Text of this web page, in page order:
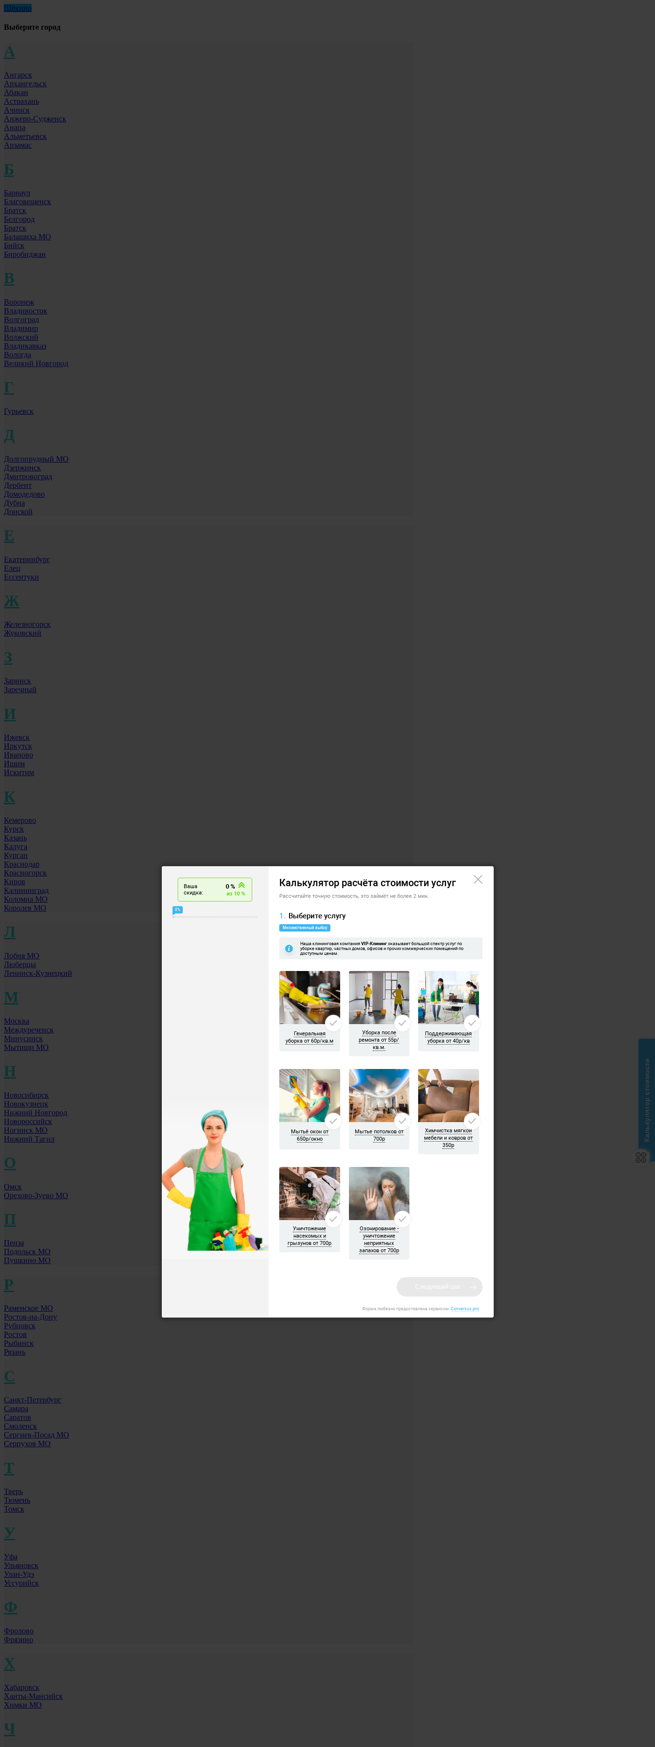
Щёкино
Выберите город
А
Ангарск
Архангельск
Абакан
Астрахань
Ачинск
Анжеро-Судженск
Анапа
Альметьевск
Арзамас
Б
Барнаул
Благовещенск
Братск
Белгород
Братск
Балашиха МО
Бийск
Биробиджан
В
Воронеж
Владивосток
Волгоград
Владимир
Волжский
Владикавказ
Вологда
Великий Новгород
Г
Гурьевск
Д
Долгопрудный МО
Дзержинск
Дмитровоград
Дербент
Домодедово
Дубна
Донской
Е
Екатеринбург
Елец
Ессентуки
Ж
Железногорск
Жуковский
З
Заринск
Заречный
И
Ижевск
Иркутск
Иваново
Ишим
Искитим
К
Кемерово
Курск
Казань
Калуга
Курган
Краснодар
Красногорск
Киров
Калининград
Коломна МО
Королев МО
Л
Лобня МО
Люберцы
Ленинск-Кузнецкий
М
Москва
Междуреченск
Минусинск
Мытищи МО
Н
Новосибирск
Новокузнецк
Нижний Новгород
Новороссийск
Ногинск МО
Нижний Тагил
О
Омск
Орехово-Зуево МО
П
Пенза
Подольск МО
Пушкино МО
Р
Раменское МО
Ростов-на-Дону
Рубцовск
Ростов
Рыбинск
Рязань
С
Санкт-Петербург
Самара
Саратов
Смоленск
Сергиев-Посад МО
Серпухов МО
Т
Тверь
Тюмень
Томск
У
Уфа
Ульяновск
Улан-Удэ
Уссурийск
Ф
Фролово
Фрязино
Х
Хабаровск
Ханты-Мансийск
Химки МО
Ч
Калькулятор стоимости